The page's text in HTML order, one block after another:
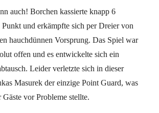
auch! Borchen kassierte knapp 6
und erkämpfte sich per Dreier von
hauchdünnen Vorsprung. Das Spiel war
offen und es entwickelte sich ein
Leider verletzte sich in dieser
Masurek der einzige Point Guard, was
vor Probleme stellte.